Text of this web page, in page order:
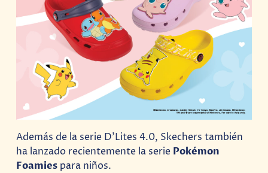
Además de la serie D’Lites 4.0, Skechers también
ha lanzado recientemente la serie Pokémon
Foamies para niños.